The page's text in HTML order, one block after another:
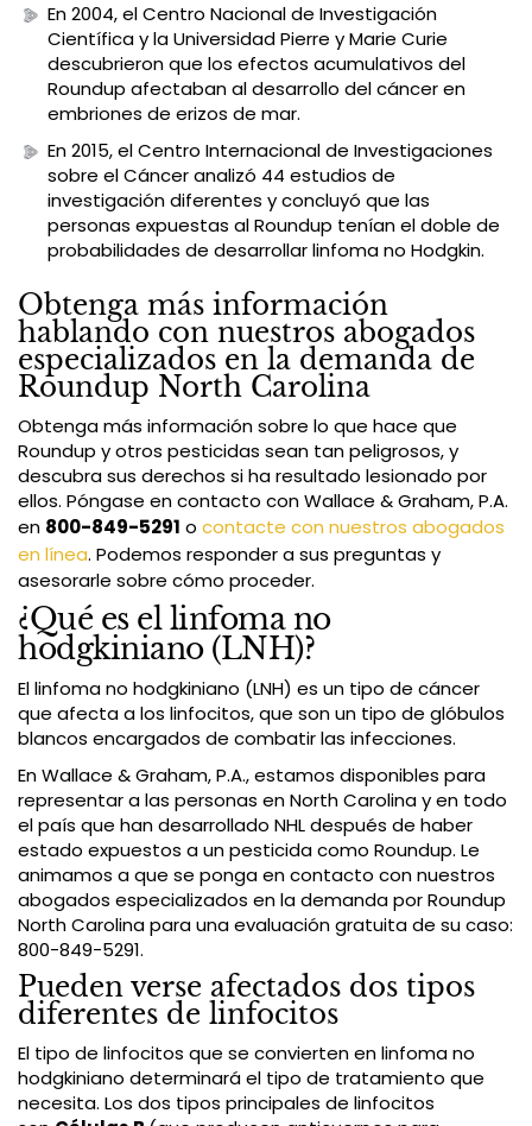
En 2004, el Centro Nacional de Investigación
Científica y la Universidad Pierre y Marie Curie
descubrieron que los efectos acumulativos del
Roundup afectaban al desarrollo del cáncer en
embriones de erizos de mar.
En 2015, el Centro Internacional de Investigaciones
sobre el Cáncer analizó 44 estudios de
investigación diferentes y concluyó que las
personas expuestas al Roundup tenían el doble de
probabilidades de desarrollar linfoma no Hodgkin.
Obtenga más información
hablando con nuestros abogados
especializados en la demanda de
Roundup North Carolina
Obtenga más información sobre lo que hace que
Roundup y otros pesticidas sean tan peligrosos, y
descubra sus derechos si ha resultado lesionado por
ellos. Póngase en contacto con Wallace & Graham, P.A.
en 800-849-5291 o contacte con nuestros abogados
en línea. Podemos responder a sus preguntas y
asesorarle sobre cómo proceder.
¿Qué es el linfoma no
hodgkiniano (LNH)?
El linfoma no hodgkiniano (LNH) es un tipo de cáncer
que afecta a los linfocitos, que son un tipo de glóbulos
blancos encargados de combatir las infecciones.
En Wallace & Graham, P.A., estamos disponibles para
representar a las personas en North Carolina y en todo
el país que han desarrollado NHL después de haber
estado expuestos a un pesticida como Roundup. Le
animamos a que se ponga en contacto con nuestros
abogados especializados en la demanda por Roundup
North Carolina para una evaluación gratuita de su caso:
800-849-5291.
Pueden verse afectados dos tipos
diferentes de linfocitos
El tipo de linfocitos que se convierten en linfoma no
hodgkiniano determinará el tipo de tratamiento que
necesita. Los dos tipos principales de linfocitos